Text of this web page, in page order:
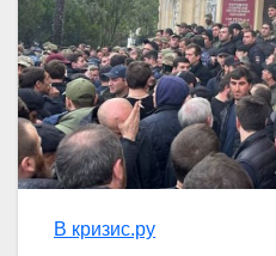
В кризис.ру